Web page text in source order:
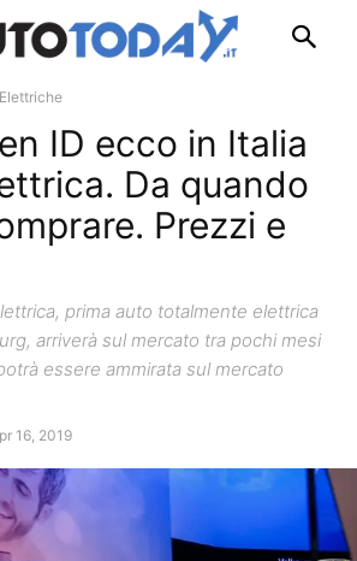
Elettriche
ID ecco in Italia
Da quando
Prezzi e
prima auto totalmente elettrica
arriverà sul mercato tra pochi mesi
essere ammirata sul mercato
16, 2019